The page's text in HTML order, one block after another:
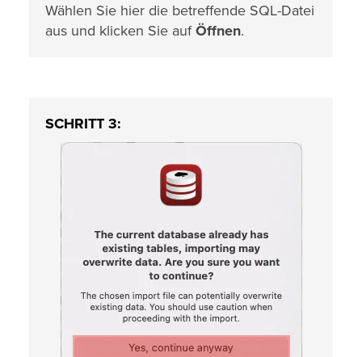
Wählen Sie hier die betreffende SQL-Datei
aus und klicken Sie aufÖffnen.
SCHRITT 3: